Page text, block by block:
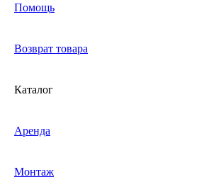
Помощь
Возврат товара
Каталог
Аренда
Монтаж